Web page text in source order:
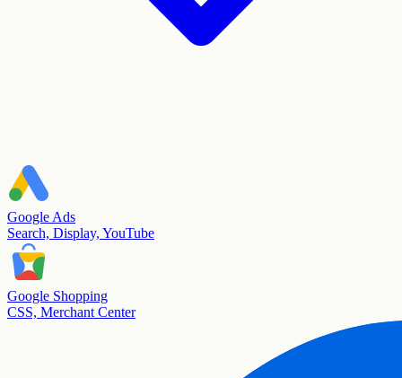
Google Ads
Search, Display, YouTube
Google Shopping
CSS, Merchant Center